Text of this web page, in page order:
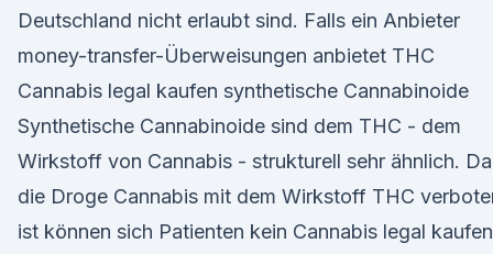
Deutschland nicht erlaubt sind. Falls ein Anbieter
money-transfer-Überweisungen anbietet THC
Cannabis legal kaufen synthetische Cannabinoide
Synthetische Cannabinoide sind dem THC - dem
Wirkstoff von Cannabis - strukturell sehr ähnlich. Da
die Droge Cannabis mit dem Wirkstoff THC
ist können sich Patienten kein Cannabis legal